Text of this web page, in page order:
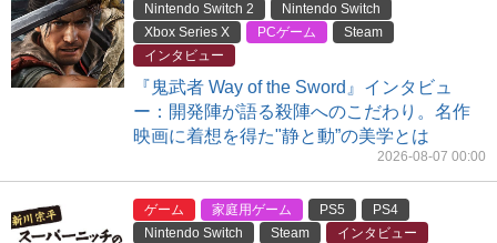
Nintendo Switch 2
Nintendo Switch
Xbox Series X
PCゲーム
Steam
インタビュー
『鬼武者 Way of the Sword』インタビュ
ー：開発陣が語る殺陣へのこだわり。名作
映画に着想を得た"静と動”の美学とは
2026-08-07 00:00
ゲーム 家庭用ゲーム PS5
PS4
Nintendo Switch
Steam インタビュー